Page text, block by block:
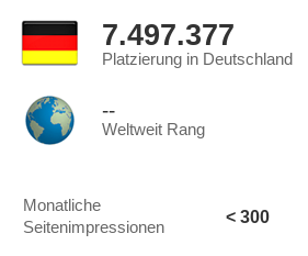
7.497.377
Platzierung in Deutschland
--
Weltweit Rang
Monatliche
Seitenimpressionen
< 300